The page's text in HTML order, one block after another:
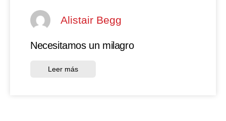
Alistair Begg
Necesitamos un milagro
Leer más